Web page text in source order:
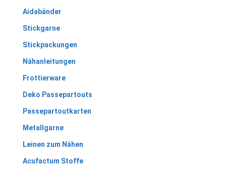
Aidabänder
Stickgarne
Stickpackungen
Nähanleitungen
Frottierware
Deko Passepartouts
Passepartoutkarten
Metallgarne
Leinen zum Nähen
Acufactum Stoffe